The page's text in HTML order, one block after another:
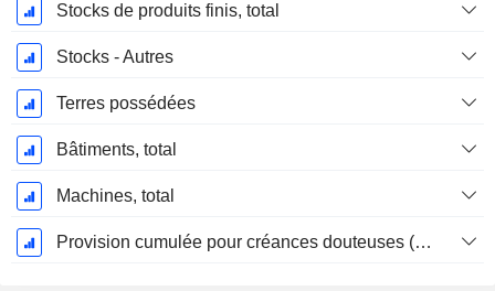
Stocks de produits finis, total
Stocks - Autres
Terres possédées
Bâtiments, total
Machines, total
Provision cumulée pour créances douteuses (Supple)